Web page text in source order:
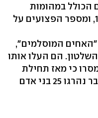
הכולל במהומות
במצרים מאז אתמול עומד על 16, ומספר הפצועים על
המוסלמים",
הם העלו אותו
כי מאז תחילת
ההפגנות נגד מורסי בשבוע שעבר נהרגו 25 בני אדם